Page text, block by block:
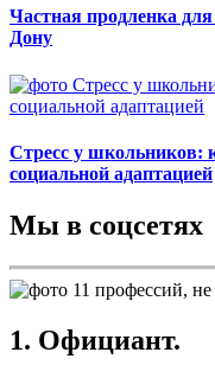
Частная продленка
Дону
Стресс у школьников:
социальной адаптацией
Мы в соцсетях
1. Официант.